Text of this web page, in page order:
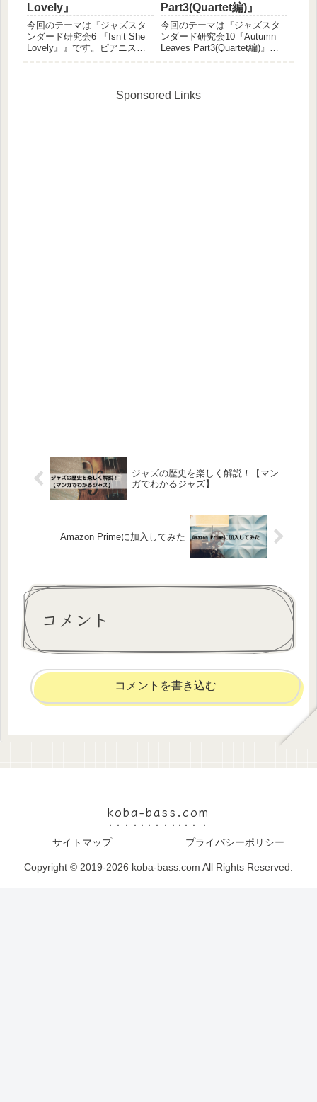
Lovely』
今回のテーマは『ジャズスタ
ンダード研究会6 『Isn’t She
Lovely』』です。ピアニスト
を出してみるというの軽い感
じのセッション体験記です。
Part3(Quartet編)』
今回のテーマは『ジャズスタ
ンダード研究会10『Autumn
Leaves Part3(Quartet編)』』
と続き、ようやくサックスプ
Sponsored Links
ジャズの歴史を楽しく解説！【マン
ガでわかるジャズ】
Amazon Primeに加入してみた
コメント
コメントを書き込む
koba-bass.com
サイトマップ プライバシーポリシー
Copyright © 2019-2026 koba-bass.com All Rights Reserved.